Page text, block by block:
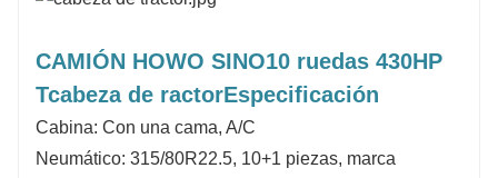
CAMIÓN HOWO SINO10 ruedas 430HP
Tcabeza de ractorEspecificación
Cabina: Con una cama, A/C
Neumático: 315/80R22.5, 10+1 piezas, marca